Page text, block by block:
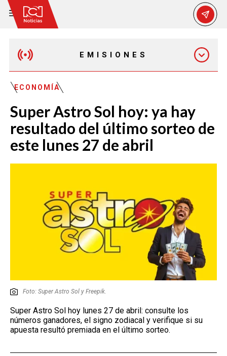
EMISIONES
EMISIÓN 12:30 PM
EMISIÓN 7:00 PM
ECONOMÍA
Super Astro Sol hoy: ya hay
resultado del último sorteo de
este lunes 27 de abril
Foto: Super Astro Sol y Freepik.
Super Astro Sol hoy lunes 27 de abril: consulte los
números ganadores, el signo zodiacal y verifique si su
apuesta resultó premiada en el último sorteo.